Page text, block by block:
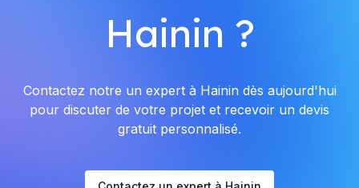
Hainin ?
Contactez notre un expert à Hainin dès aujourd'hui
pour discuter de votre projet et recevoir un devis
gratuit personnalisé.